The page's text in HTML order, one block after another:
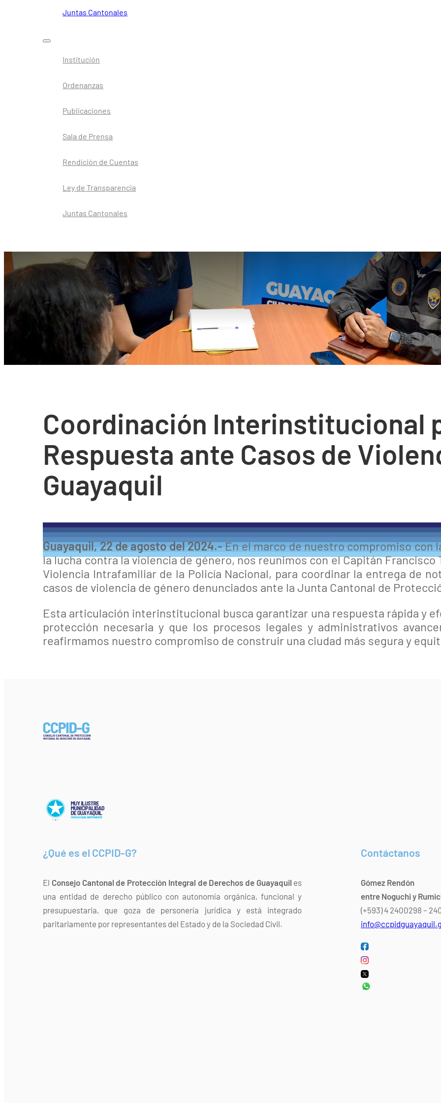
Juntas Cantonales
Institución
Ordenanzas
Publicaciones
Sala de Prensa
Rendición de Cuentas
Ley de Transparencia
Juntas Cantonales
Coordinación Interinstitucional
Respuesta ante Casos de
Guayaquil
Guayaquil, 22 de agosto del 2024.-En el marco de nuestro compromiso con
la lucha contra la violencia de género, nos reunimos con el Capitán
Violencia Intrafamiliar de la Policía Nacional, para coordinar la entrega de
casos de violencia de género denunciados ante la Junta Cantonal de
Esta articulación interinstitucional busca garantizar una respuesta rápida y
protección necesaria y que los procesos legales y administrativos
reafirmamos nuestro compromiso de construir una ciudad más segura y
¿Qué es el CCPID-G?
El Consejo Cantonal de Protección Integral de Derechos de Guayaquil es
una entidad de derecho público con autonomía orgánica, funcional y
presupuestaria, que goza de personería jurídica y está integrado
paritariamente por representantes del Estado y de la Sociedad Civil.
Contáctanos
Gómez Rendón
entre Noguchi y
(+593) 4 2400298 –